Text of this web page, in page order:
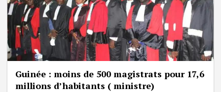
Guinée : moins de 500 magistrats pour 17,6
millions d’habitants ( ministre)